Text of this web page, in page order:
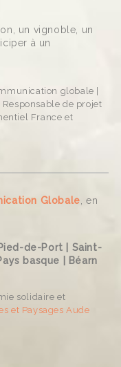
un vignoble, un
à un
globale |
de projet
France et
Globale , en
de-Port | Saint-
basque | Béarn
solidaire et
et Paysages Aude